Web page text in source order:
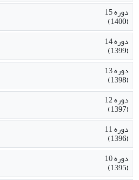
دوره 15
(1400)
دوره 14
(1399)
دوره 13
(1398)
دوره 12
(1397)
دوره 11
(1396)
دوره 10
(1395)